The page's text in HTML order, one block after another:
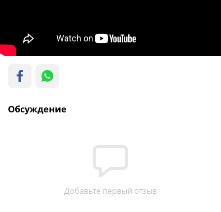
Обсуждение
Добавьте первый отзыв